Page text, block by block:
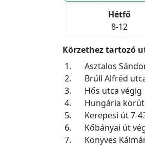
Hétfő
8-12
Körzethez tartozó
1.
Asztalos
2.
Brüll Alfréd
3.
Hős utca végig
4.
Hungária
5.
Kerepesi út 7-
6.
Kőbányai út
7.
Könyves